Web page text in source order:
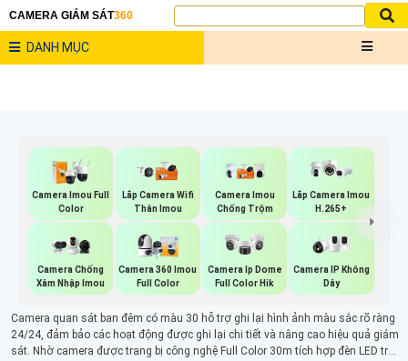
CAMERA GIÁM SÁT360
DANH MỤC
Camera Imou Full
Color
Lắp Camera Wifi
Thân Imou
Camera Imou
Chống Trộm
Lắp Camera Imou
H.265+
Camera Chống
Xâm Nhập Imou
Camera 360 Imou
Full Color
Camera Ip Dome
Full Color Hik
Camera IP Không
Dây
Camera quan sát ban đêm có màu 30 hỗ trợ ghi lại hình ảnh màu sắc rõ ràng
24/24, đảm bảo các hoạt động được ghi lại chi tiết và nâng cao hiệu quả giám
sát. Nhờ camera được trang bị công nghệ Full Color 30m tích hợp đèn LED trợ